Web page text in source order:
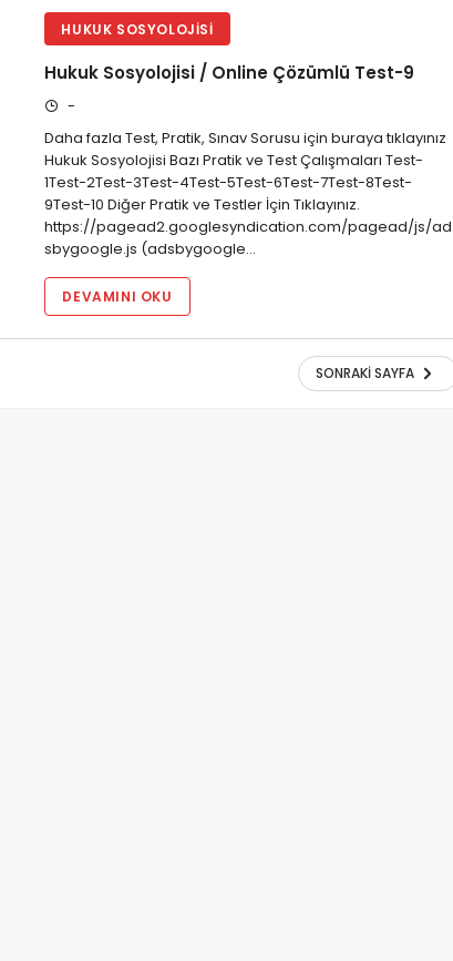
HUKUK SOSYOLOJISI
Hukuk Sosyolojisi / Online Çözümlü Test-9
-
Daha fazla Test, Pratik, Sınav Sorusu için buraya tıklayınız
Hukuk Sosyolojisi Bazı Pratik ve Test Çalışmaları Test-
1Test-2Test-3Test-4Test-5Test-6Test-7Test-8Test-
9Test-10 Diğer Pratik ve Testler İçin Tıklayınız.
https://pagead2.googlesyndication.com/pagead/js/ad
sbygoogle.js (adsbygoogle…
DEVAMINI OKU
SONRAKI SAYFA